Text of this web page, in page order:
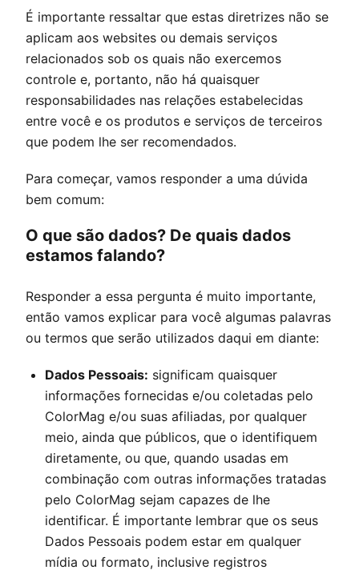
É importante ressaltar que estas diretrizes não se
aplicam aos websites ou demais serviços
relacionados sob os quais não exercemos
controle e, portanto, não há quaisquer
responsabilidades nas relações estabelecidas
entre você e os produtos e serviços de terceiros
que podem lhe ser recomendados.
Para começar, vamos responder a uma dúvida
bem comum:
O que são dados? De quais dados
estamos falando?
Responder a essa pergunta é muito importante,
então vamos explicar para você algumas palavras
ou termos que serão utilizados daqui em diante:
Dados Pessoais: significam quaisquer
informações fornecidas e/ou coletadas pelo
ColorMag e/ou suas afiliadas, por qualquer
meio, ainda que públicos, que o identifiquem
diretamente, ou que, quando usadas em
combinação com outras informações tratadas
pelo ColorMag sejam capazes de lhe
identificar. É importante lembrar que os seus
Dados Pessoais podem estar em qualquer
mídia ou formato, inclusive registros